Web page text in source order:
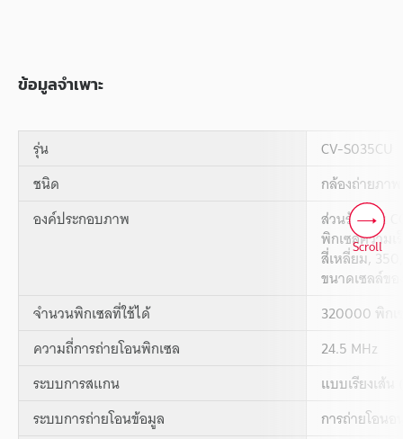
ข้อมูลจำเพาะ
รุ่น
CV-S035CU
ชนิด
กล้องถ่ายภาพ
องค์ประกอบภาพ ส่วนรับภาพ
พิกเซลความเ
สี่เหลี่ยม,
ขนาดเซลล์ข
จำนวนพิกเซลที่ใช้ได้
320000 พิก
ความถี่การถ่ายโอนพิกเซล
24.5 MHz
ระบบการสแกน
แบบเรียงเส้น
ระบบการถ่ายโอนข้อมูล
การถ่ายโอน
Scroll